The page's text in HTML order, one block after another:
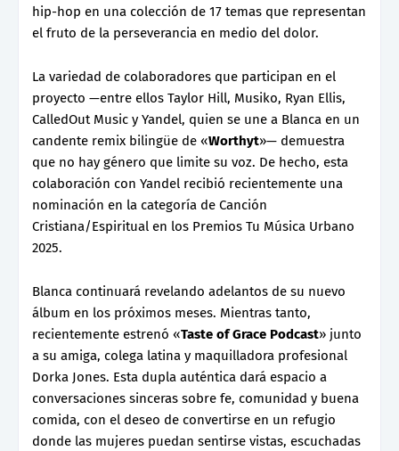
hip-hop en una colección de 17 temas que representan
el fruto de la perseverancia en medio del dolor.
La variedad de colaboradores que participan en el
proyecto —entre ellos Taylor Hill, Musiko, Ryan Ellis,
CalledOut Music y Yandel, quien se une a Blanca en un
candente remix bilingüe de «Worthyt»— demuestra
que no hay género que limite su voz. De hecho, esta
colaboración con Yandel recibió recientemente una
nominación en la categoría de Canción
Cristiana/Espiritual en los Premios Tu Música Urbano
2025.
Blanca continuará revelando adelantos de su nuevo
álbum en los próximos meses. Mientras tanto,
recientemente estrenó «Taste of Grace Podcast» junto
a su amiga, colega latina y maquilladora profesional
Dorka Jones. Esta dupla auténtica dará espacio a
conversaciones sinceras sobre fe, comunidad y buena
comida, con el deseo de convertirse en un refugio
donde las mujeres puedan sentirse vistas, escuchadas